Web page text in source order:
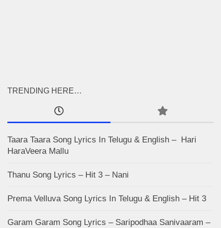
TRENDING HERE…
Taara Taara Song Lyrics In Telugu & English – Hari
HaraVeera Mallu
Thanu Song Lyrics – Hit 3 – Nani
Prema Velluva Song Lyrics In Telugu & English – Hit 3
Garam Garam Song Lyrics – Saripodhaa Sanivaaram –